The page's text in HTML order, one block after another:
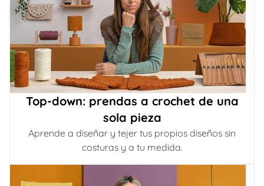
Top-down: prendas a crochet de una
sola pieza
Aprende a diseñar y tejer tus propios diseños sin
costuras y a tu medida.